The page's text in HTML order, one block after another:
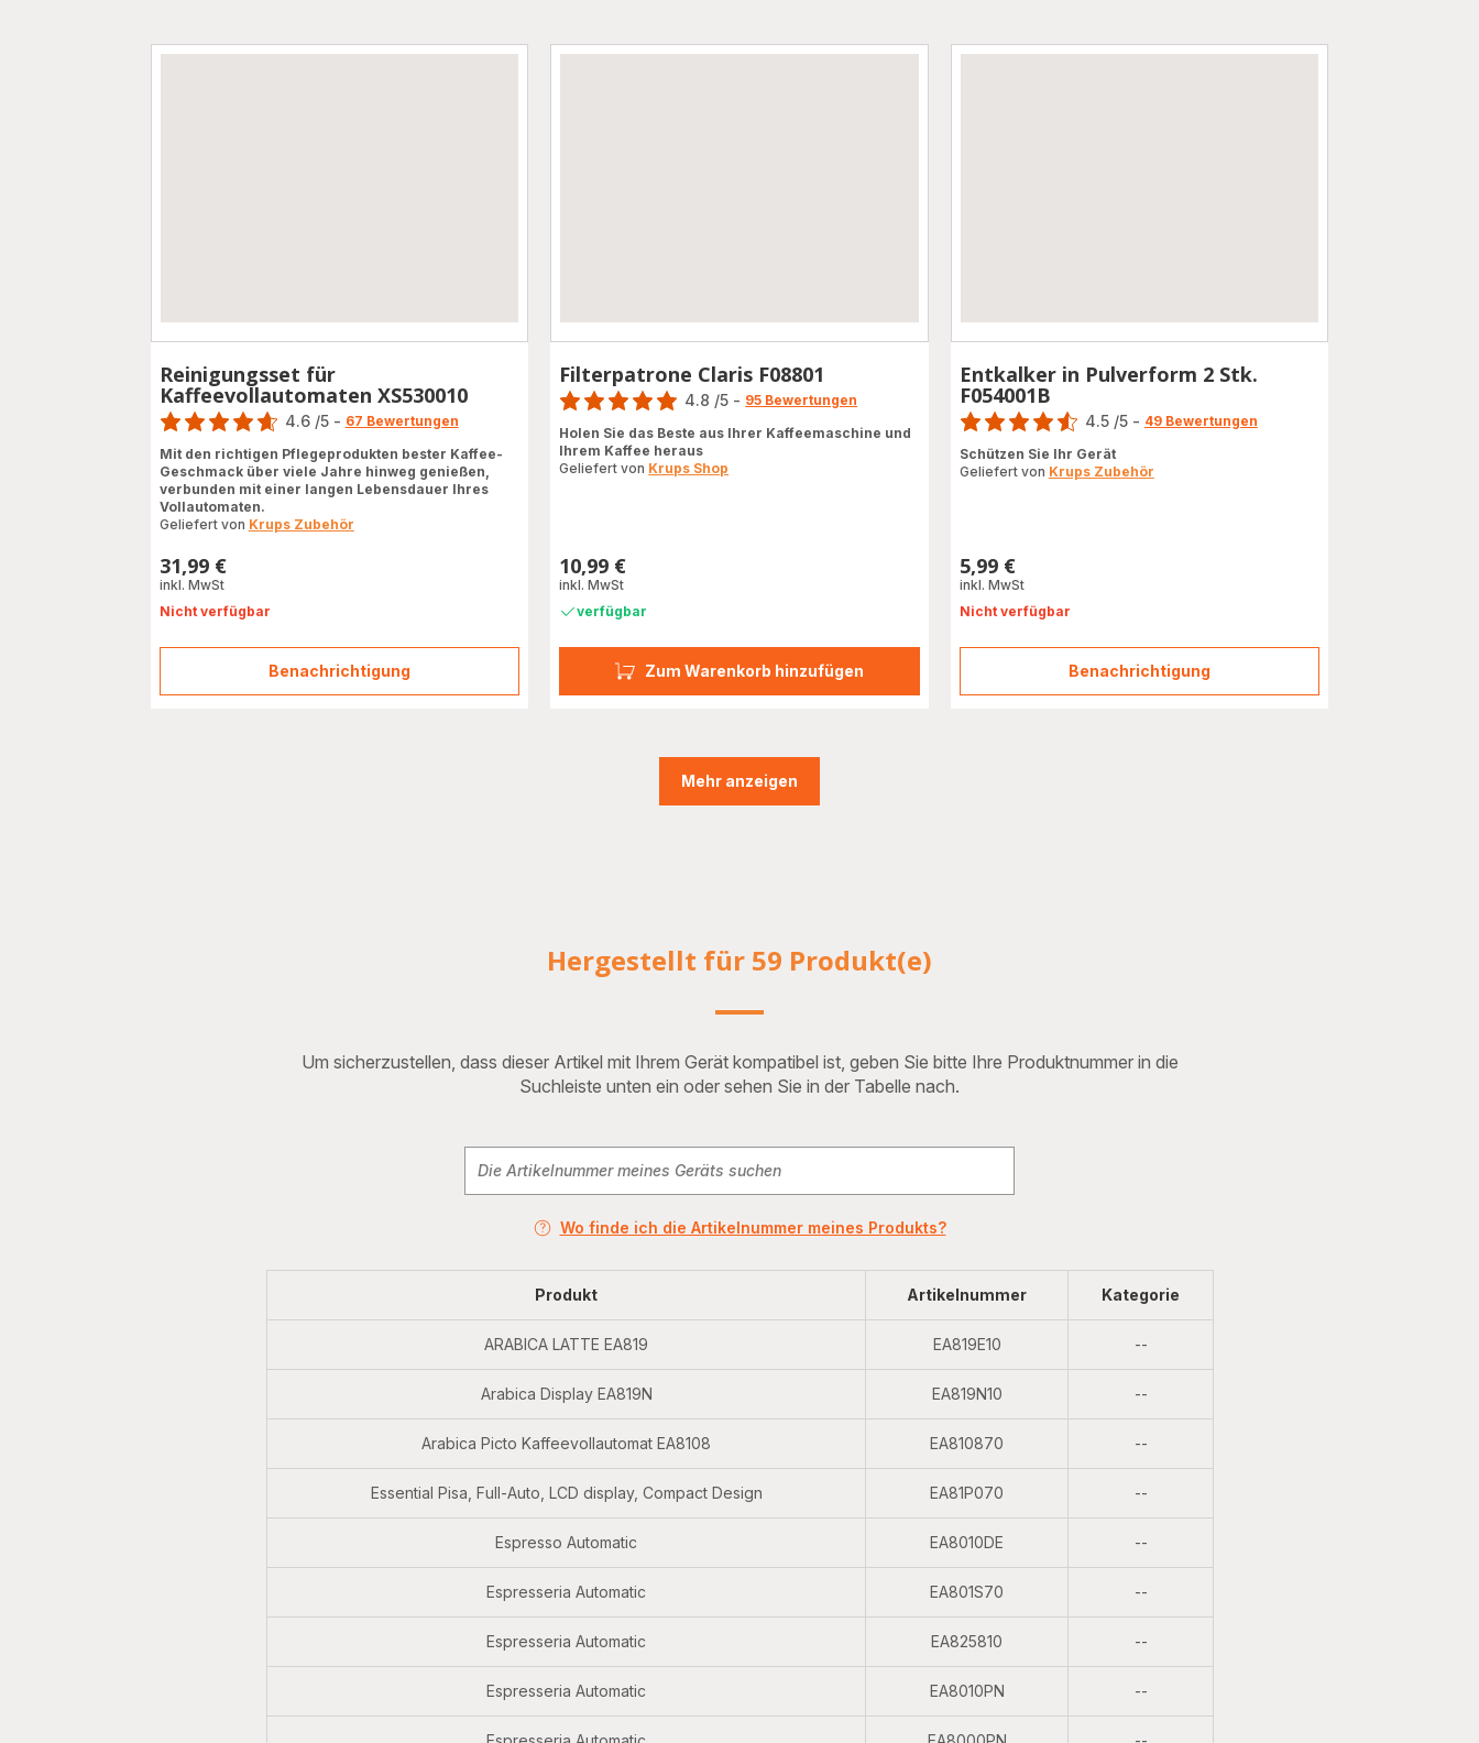
Benachrichtigung
Reinigungsset
Reinigungsset für
Kaffeevollautomaten XS530010
Bewertung
4.6 /5 - 67 Bewertungen
Mit den richtigen Pflegeprodukten bester Kaffee-
Geschmack über viele Jahre hinweg genießen,
verbunden mit einer langen Lebensdauer Ihres
Vollautomaten.
Geliefert von Krups Zubehör
Preis
31,99 €
inkl. MwSt
Nicht verfügbar
Zum Warenkorb hinzufügen
Filterpatrone Claris F08801
Bewertung
4.8 /5 - 95 Bewertungen
Holen Sie das Beste aus Ihrer Kaffeemaschine und
Ihrem Kaffee heraus
Geliefert von Krups Shop
Preis
10,99 €
inkl. MwSt
verfügbar
Benachrichtigung
Entkalker
Entkalker in Pulverform 2 Stk.
F054001B
Bewertung
4.5 /5 - 49 Bewertungen
Schützen Sie Ihr Gerät
Geliefert von Krups Zubehör
Preis
5,99 €
inkl. MwSt
Nicht verfügbar
Mehr anzeigen
Hergestellt für 59 Produkt(e)
Um sicherzustellen, dass dieser Artikel mit Ihrem Gerät kompatibel ist, geben Sie bitte Ihre Produktnummer in die
Suchleiste unten ein oder sehen Sie in der Tabelle nach.
Wo finde ich die Artikelnummer meines Produkts?
Produkt Artikelnummer Kategorie
ARABICA LATTE EA819 EA819E10 --Nicht
verfügbar
Arabica Display EA819N
EA819N10 --Nicht
verfügbar
Arabica Picto Kaffeevollautomat EA8108
EA810870 --Nicht
verfügbar
Essential Pisa, Full-Auto, LCD display, Compact Design
EA81P070 --Nicht
verfügbar
Espresso Automatic
EA8010DE --Nicht
verfügbar
Espresseria Automatic
EA801S70 --Nicht
verfügbar
Espresseria Automatic
EA825810 --Nicht
verfügbar
Espresseria Automatic
EA8010PN --Nicht
verfügbar